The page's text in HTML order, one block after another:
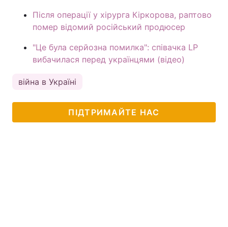
Після операції у хірурга Кіркорова, раптово
помер відомий російський продюсер
"Це була серйозна помилка": співачка LP
вибачилася перед українцями (відео)
війна в Україні
ПІДТРИМАЙТЕ НАС